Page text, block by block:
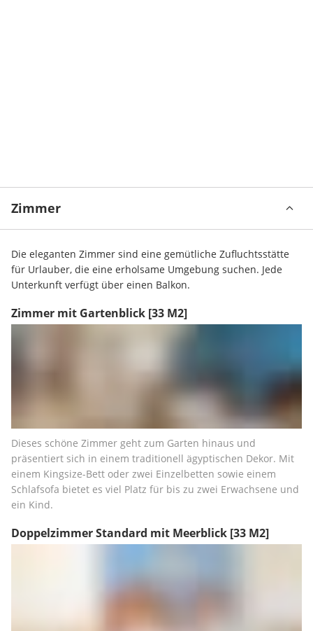
Zimmer
Die eleganten Zimmer sind eine gemütliche Zufluchtsstätte
für Urlauber, die eine erholsame Umgebung suchen. Jede
Unterkunft verfügt über einen Balkon.
Zimmer mit Gartenblick [33 M2]
Dieses schöne Zimmer geht zum Garten hinaus und
präsentiert sich in einem traditionell ägyptischen Dekor. Mit
einem Kingsize-Bett oder zwei Einzelbetten sowie einem
Schlafsofa bietet es viel Platz für bis zu zwei Erwachsene und
ein Kind.
Doppelzimmer Standard mit Meerblick [33 M2]